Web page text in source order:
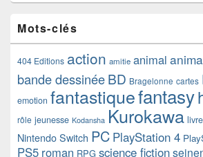
Mots-clés
404 Editions action amitie animal
bande dessinéeBD Bragelonne cartes
emotion fantastiquefantasy
rôle jeunesse Kodansha Kurokawa livre
Nintendo Switch PC PlayStation 4
PS5 roman RPG science fiction